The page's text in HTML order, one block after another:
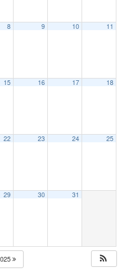
8 9 10 11
15 16 17 18
22 23 24 25
29 30 31